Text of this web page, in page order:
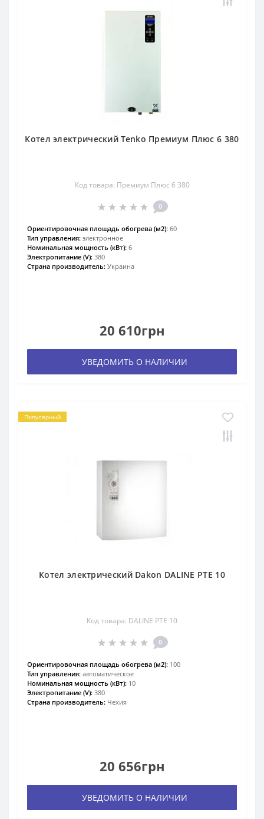
Котел электрический Tenko Премиум Плюс 6 380
Код товара: Премиум Плюс 6 380
0
Ориентировочная площадь обогрева (м2): 60
Тип управления: электронное
Номинальная мощность (кВт): 6
Электропитание (V): 380
Страна производитель: Украина
20 610грн
УВЕДОМИТЬ О НАЛИЧИИ
Популярный
Котел электрический Dakon DALINE PTE 10
Код товара: DALINE PTE 10
0
Ориентировочная площадь обогрева (м2): 100
Тип управления: автоматическое
Номинальная мощность (кВт): 10
Электропитание (V): 380
Страна производитель: Чехия
20 656грн
УВЕДОМИТЬ О НАЛИЧИИ